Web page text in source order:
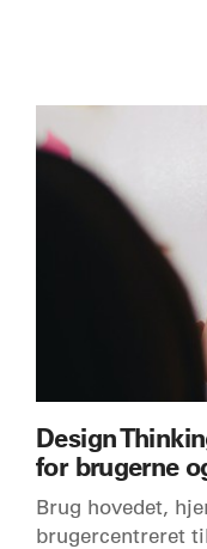
Design
for brugerne
Brug hovedet,
brugercentreret